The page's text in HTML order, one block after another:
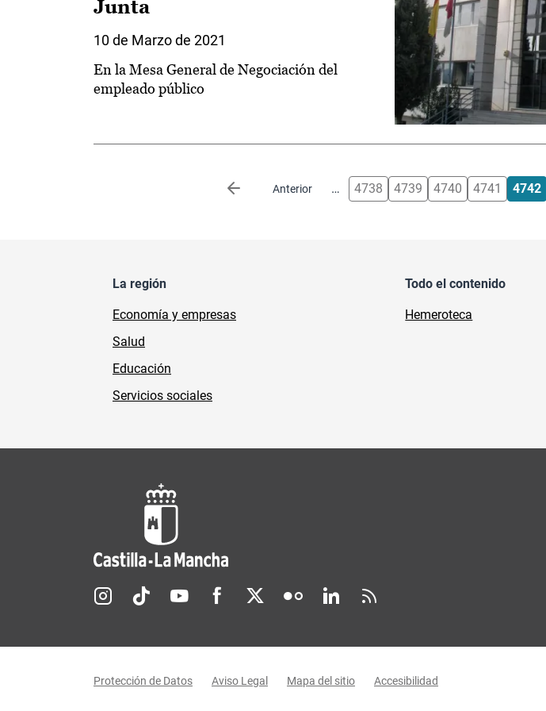
Junta
10 de Marzo de 2021
En la Mesa General de Negociación del
empleado público
Anterior
Página anterior … 4738 4739 4740 4741 4742
La región
Economía y empresas
Salud
Educación
Servicios sociales
Todo el contenido
Hemeroteca
Redes sociales JCCM
Protección de Datos Aviso Legal Mapa del sitio Accesibilidad